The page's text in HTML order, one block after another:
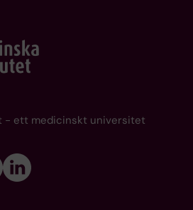
- ett medicinskt universitet